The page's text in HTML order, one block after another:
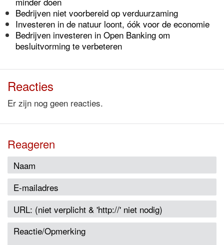
Bedrijven niet voorbereid op verduurzaming
Investeren in de natuur loont, óók voor de economie
Bedrijven investeren in Open Banking om
besluitvorming te verbeteren
Reacties
Er zijn nog geen reacties.
Reageren